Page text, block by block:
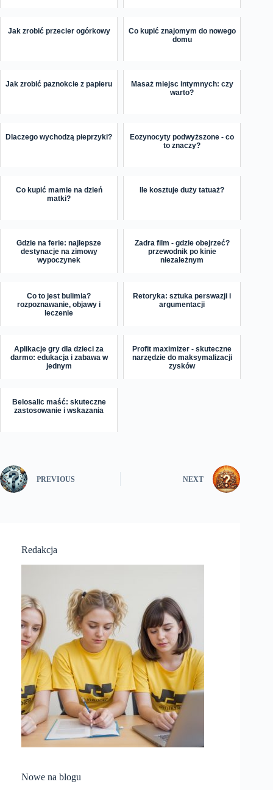
Jak zrobić przecier ogórkowy
Co kupić znajomym do nowego
domu
Jak zrobić paznokcie z papieru
Masaż miejsc intymnych: czy
warto?
Dlaczego wychodzą pieprzyki?
Eozynocyty podwyższone - co
to znaczy?
Co kupić mamie na dzień
matki?
Ile kosztuje duży tatuaż?
Gdzie na ferie: najlepsze
destynacje na zimowy
wypoczynek
Zadra film - gdzie obejrzeć?
przewodnik po kinie
niezależnym
Co to jest bulimia?
rozpoznawanie, objawy i
leczenie
Retoryka: sztuka perswazji i
argumentacji
Aplikacje gry dla dzieci za
darmo: edukacja i zabawa w
jednym
Profit maximizer - skuteczne
narzędzie do maksymalizacji
zysków
Belosalic maść: skuteczne
zastosowanie i wskazania
PREVIOUS NEXT
Redakcja
Nowe na blogu